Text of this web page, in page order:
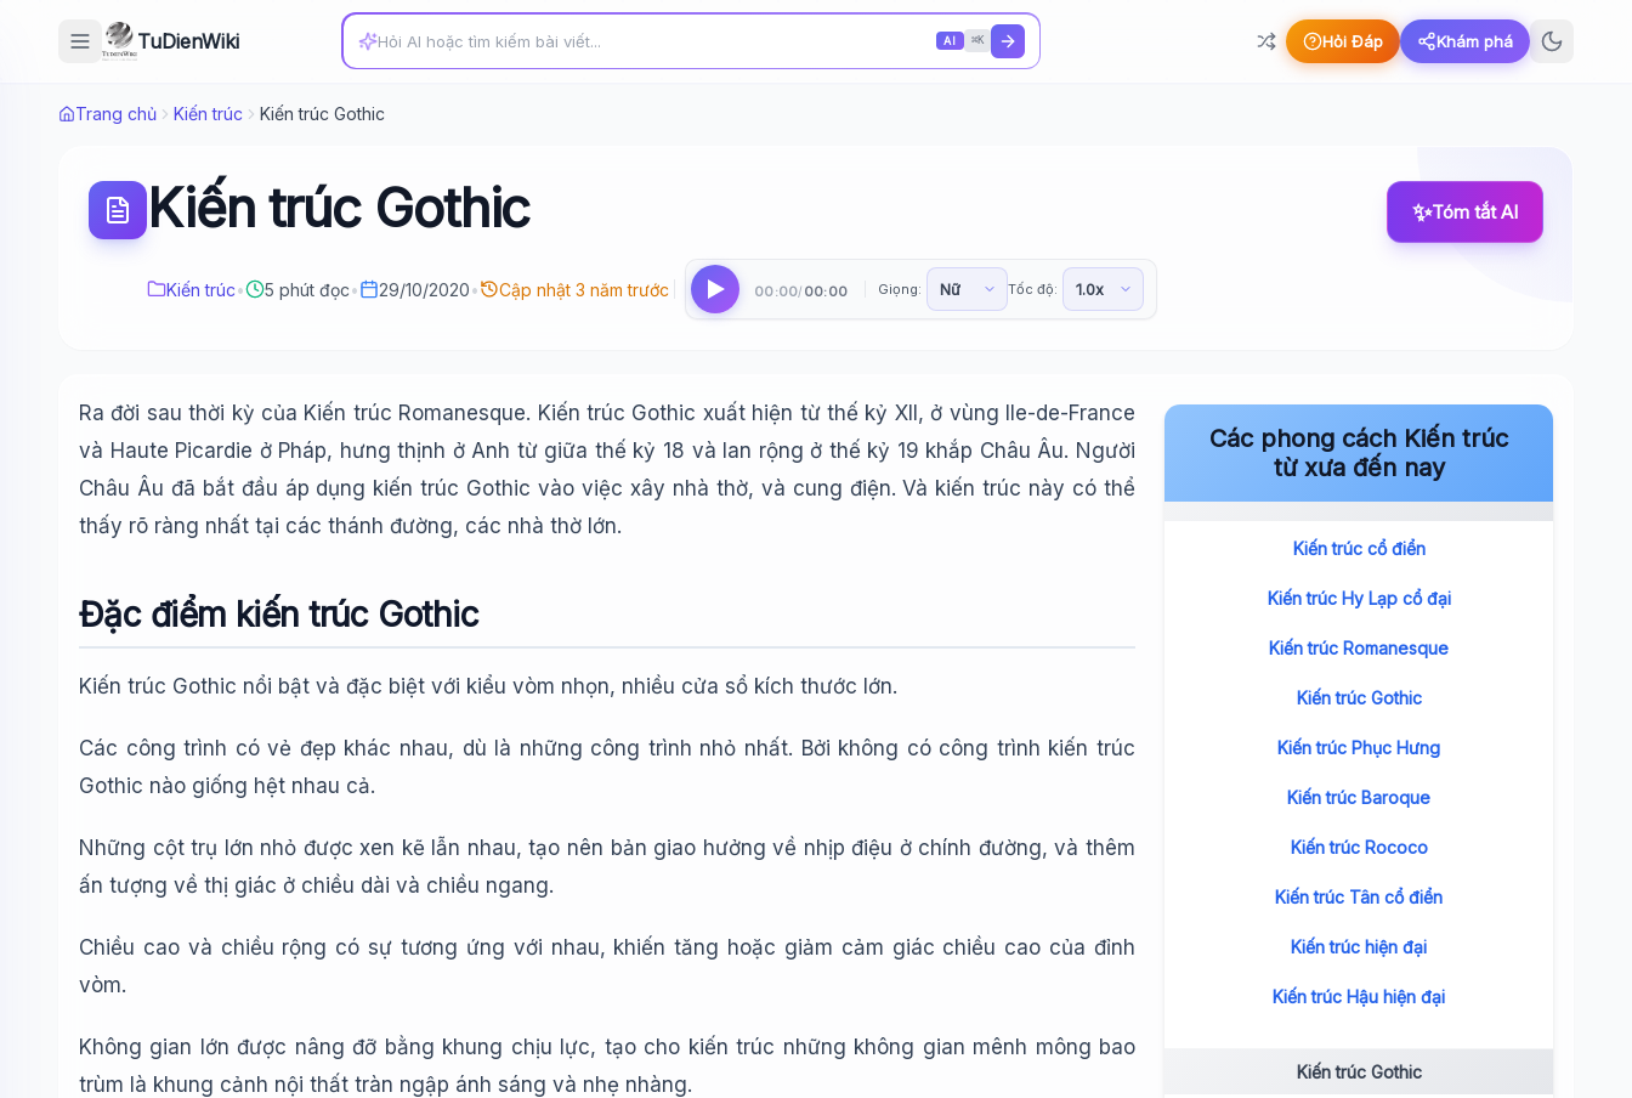
TuDienWiki AI ⌘K Hỏi Đáp Khám phá
Trang chủ Kiến trúc Kiến trúc Gothic
Kiến trúc Gothic
Kiến trúc• 5 phút đọc• 29/10/2020• Cập nhật 3 năm trước 00:00/ 00:00 Giọng: Tốc độ:
✨Tóm tắt AI
Các phong cách Kiến trúc
từ xưa đến nay
Kiến trúc cổ điển
Kiến trúc Hy Lạp cổ đại
Kiến trúc Romanesque
Kiến trúc Gothic
Kiến trúc Phục Hưng
Kiến trúc Baroque
Kiến trúc Rococo
Kiến trúc Tân cổ điển
Kiến trúc hiện đại
Kiến trúc Hậu hiện đại
Kiến trúc Gothic
Ra đời sau thời kỳ của Kiến trúc Romanesque. Kiến trúc Gothic xuất hiện từ thế kỷ XII, ở vùng IIe-de-France
và Haute Picardie ở Pháp, hưng thịnh ở Anh từ giữa thế kỷ 18 và lan rộng ở thế kỷ 19 khắp Châu Âu. Người
Châu Âu đã bắt đầu áp dụng kiến trúc Gothic vào việc xây nhà thờ, và cung điện. Và kiến trúc này có thể
thấy rõ ràng nhất tại các thánh đường, các nhà thờ lớn.
Đặc điểm kiến trúc Gothic
Kiến trúc Gothic nổi bật và đặc biệt với kiểu vòm nhọn, nhiều cửa sổ kích thước lớn.
Các công trình có vẻ đẹp khác nhau, dù là những công trình nhỏ nhất. Bởi không có công trình kiến trúc
Gothic nào giống hệt nhau cả.
Những cột trụ lớn nhỏ được xen kẽ lẫn nhau, tạo nên bản giao hưởng về nhịp điệu ở chính đường, và thêm
ấn tượng về thị giác ở chiều dài và chiều ngang.
Chiều cao và chiều rộng có sự tương ứng với nhau, khiến tăng hoặc giảm cảm giác chiều cao của đỉnh
vòm.
Không gian lớn được nâng đỡ bằng khung chịu lực, tạo cho kiến trúc những không gian mênh mông bao
trùm là khung cảnh nội thất tràn ngập ánh sáng và nhẹ nhàng.